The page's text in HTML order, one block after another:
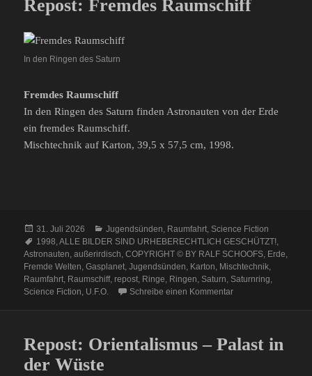
Repost: Fremdes Raumschiff
In den Ringen des Saturn
Fremdes Raumschiff
In den Ringen des Saturn finden Astronauten von der Erde
ein fremdes Raumschiff.
Mischtechnik auf Karton, 39,5 x 57,5 cm, 1998.
Veröffentlicht
am
31. Juli 2026 Kategorien
Jugendsünden Raumfahrt Science Fiction
Schlagwörter
1998 ,ALLE BILDER SIND URHEBERECHTLICH GESCHÜTZT!
Astronauten ,außerirdisch ,COPYRIGHT © BY RALF SCHOOFS Erde
Fremde Welten ,Gasplanet ,Jugendsünden Karton Mischtechnik
Raumfahrt Raumschiff, repost Ringe Ringen Saturn Saturnring
Science Fiction U.F.O. Schreibe einen Kommentarzu Repost: Fremdes
Repost: Orientalismus – Palast in
der Wüste